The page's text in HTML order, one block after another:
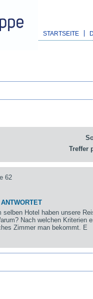
STARTSEITE
Treffer
62
Hotel haben unsere
Nach welchen Kriterien
Zimmer man bekommt. E